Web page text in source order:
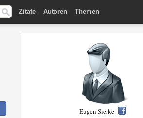
Zitate Autoren Themen
Eugen Sierke